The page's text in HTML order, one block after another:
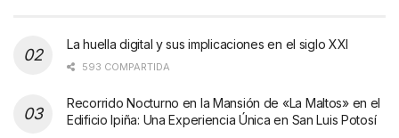
La huella digital y sus implicaciones en el siglo XXI
593 COMPARTIDA
Recorrido Nocturno en la Mansión de «La Maltos» en el
Edificio Ipiña: Una Experiencia Única en San Luis Potosí